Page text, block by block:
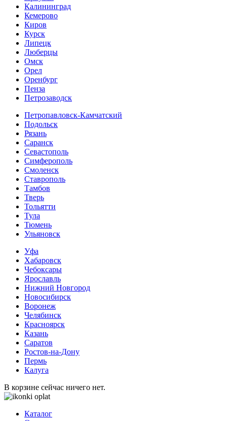
Калининград
Кемерово
Киров
Курск
Липецк
Люберцы
Омск
Орел
Оренбург
Пенза
Петрозаводск
Петропавловск-Камчатский
Подольск
Рязань
Саранск
Севастополь
Симферополь
Смоленск
Ставрополь
Тамбов
Тверь
Тольятти
Тула
Тюмень
Ульяновск
Уфа
Хабаровск
Чебоксары
Ярославль
Нижний Новгород
Новосибирск
Воронеж
Челябинск
Красноярск
Казань
Саратов
Ростов-на-Дону
Пермь
Калуга
В корзине сейчас ничего нет.
Каталог